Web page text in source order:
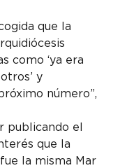
que la
como ‘ya era
y
número”,
publicando el
que la
la misma Mar